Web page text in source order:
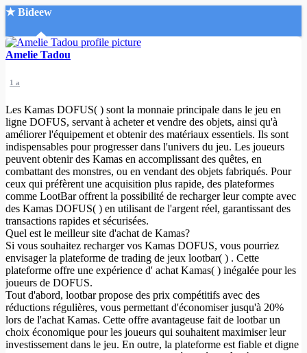
★ Bideew
Accueil
Recherche Avancée
Mon compte
Connexion
Créer un compte
Mode nuit
Amelie Tadou
1 a
Les Kamas DOFUS( ) sont la monnaie principale dans le jeu en
ligne DOFUS, servant à acheter et vendre des objets, ainsi qu'à
améliorer l'équipement et obtenir des matériaux essentiels. Ils sont
indispensables pour progresser dans l'univers du jeu. Les joueurs
peuvent obtenir des Kamas en accomplissant des quêtes, en
combattant des monstres, ou en vendant des objets fabriqués. Pour
ceux qui préfèrent une acquisition plus rapide, des plateformes
comme LootBar offrent la possibilité de recharger leur compte avec
des Kamas DOFUS( ) en utilisant de l'argent réel, garantissant des
transactions rapides et sécurisées.
Quel est le meilleur site d'achat de Kamas?
Si vous souhaitez recharger vos Kamas DOFUS, vous pourriez
envisager la plateforme de trading de jeux lootbar( ) . Cette
plateforme offre une expérience d' achat Kamas( ) inégalée pour les
joueurs de DOFUS.
Tout d'abord, lootbar propose des prix compétitifs avec des
réductions régulières, vous permettant d'économiser jusqu'à 20%
lors de l'achat Kamas. Cette offre avantageuse fait de lootbar un
choix économique pour les joueurs qui souhaitent maximiser leur
investissement dans le jeu. En outre, la plateforme est fiable et digne